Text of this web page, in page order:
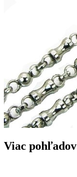
Viac pohľadov